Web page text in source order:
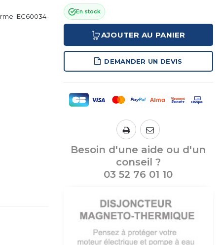
IEC60034-
En stock
AJOUTER AU PANIER
DEMANDER UN DEVIS
Besoin d'une aide ou d'un
conseil ?
03 52 76 01 10